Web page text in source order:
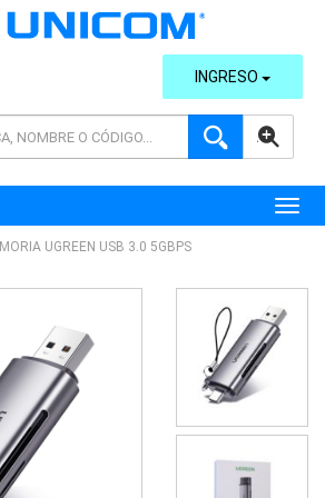
AVANZADA
INGRESO
UGREEN USB 3.0 5GBPS